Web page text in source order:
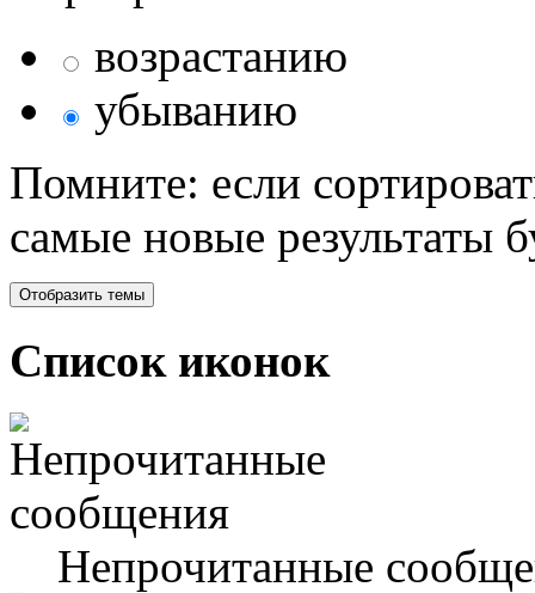
возрастанию
убыванию
Помните: если
самые новые результаты
Список иконок
Непрочитанные